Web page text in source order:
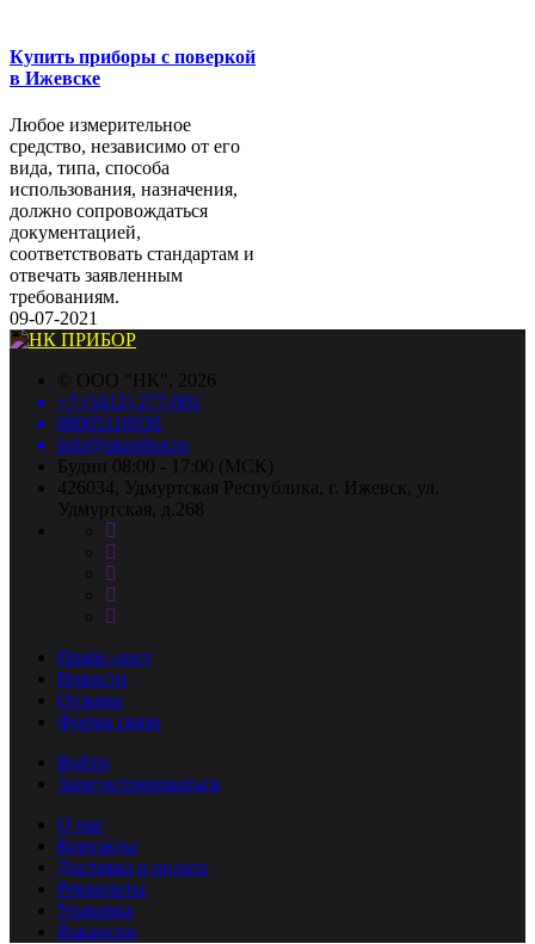
Купить приборы с поверкой
в Ижевске
Любое измерительное
средство, независимо от его
вида, типа, способа
использования, назначения,
должно сопровождаться
документацией,
соответствовать стандартам и
отвечать заявленным
требованиям.
09-07-2021
© ООО "НК", 2026
+7 (3412) 277-001
88005118036
info@nkpribor.ru
Будни 08:00 - 17:00 (МСК)
426034, Удмуртская Республика, г. Ижевск, ул.
Удмуртская, д.268
Прайс-лист
Новости
Отзывы
Форма связи
Войти
Зарегистрироваться
О нас
Контакты
Доставка и оплата
Реквизиты
Упаковка
Вакансии